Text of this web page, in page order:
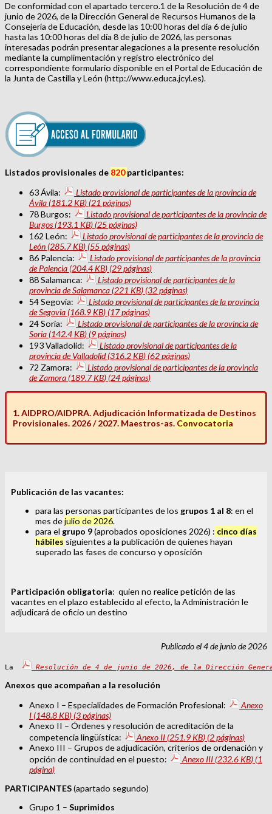
De conformidad con el apartado tercero.1 de la Resolución de 4 de
junio de 2026, de la Dirección General de Recursos Humanos de la
Consejería de Educación, desde las 10:00 horas del día 6 de julio
hasta las 10:00 horas del día 8 de julio de 2026, las personas
interesadas podrán presentar alegaciones a la presente resolución
mediante la cumplimentación y registro electrónico del
correspondiente formulario disponible en el Portal de Educación de
la Junta de Castilla y León (http://www.educa.jcyl.es).
Listados provisionales de 820participantes:
63 Ávila:
Listado provisional de participantes de la provincia de
Ávila(181.2 KB)(21 páginas)
78 Burgos:
Listado provisional de participantes de la provincia de
Burgos(193.1 KB)(25 páginas)
162 León:
Listado provisional de participantes de la provincia de
León(285.7KB)(55 páginas)
86 Palencia:
Listado provisional de participantes de la provincia
de Palencia(204.4 KB)(29 páginas)
88 Salamanca:
Listado provisional de participantes de la
provincia de Salamanca(221 KB)(32 páginas)
54 Segovia:
Listado provisional de participantes de la provincia
de Segovia(168.9 KB)(17 páginas)
24 Soria:
Listado provisional de participantes de la provincia de
Soria(142.4 KB)(9 páginas)
193 Valladolid:
Listado provisional de participantes de la
provincia de Valladolid(316.2 KB)(62 páginas)
72 Zamora:
Listado provisional de participantes de la provincia
de Zamora(189.7KB)(24 páginas)
1. AIDPRO/AIDPRA. Adjudicación Informatizada de Destinos
Provisionales. 2026 / 2027. Maestros-as. Convocatoria
Publicación de las vacantes:
para las personas participantes de los grupos 1 al 8: en el
mes dejulio de 2026.
para el grupo 9(aprobados oposiciones 2026) : cinco días
hábiles siguientes a la publicación de quienes hayan
superado las fases de concurso y oposición
Participación obligatoria: quien no realice petición de las
vacantes en el plazo establecido al efecto, la Administración le
adjudicará de oficio un destino
Publicado el 4 de junio de 2026
La Resolución de 4 de junio de 2026, de la Dirección
Anexos que acompañan a la resolución
Anexo I – Especialidades de Formación Profesional:
Anexo
I(148.8 KB)(3 páginas)
Anexo II – Órdenes y resolución de acreditación de la
competencia lingüística:
Anexo II(251.9 KB)(2 páginas)
Anexo III – Grupos de adjudicación, criterios de ordenación y
opción de continuidad en el puesto:
Anexo III(232.6 KB)(1
página)
PARTICIPANTES(apartado segundo)
Grupo 1 – Suprimidos